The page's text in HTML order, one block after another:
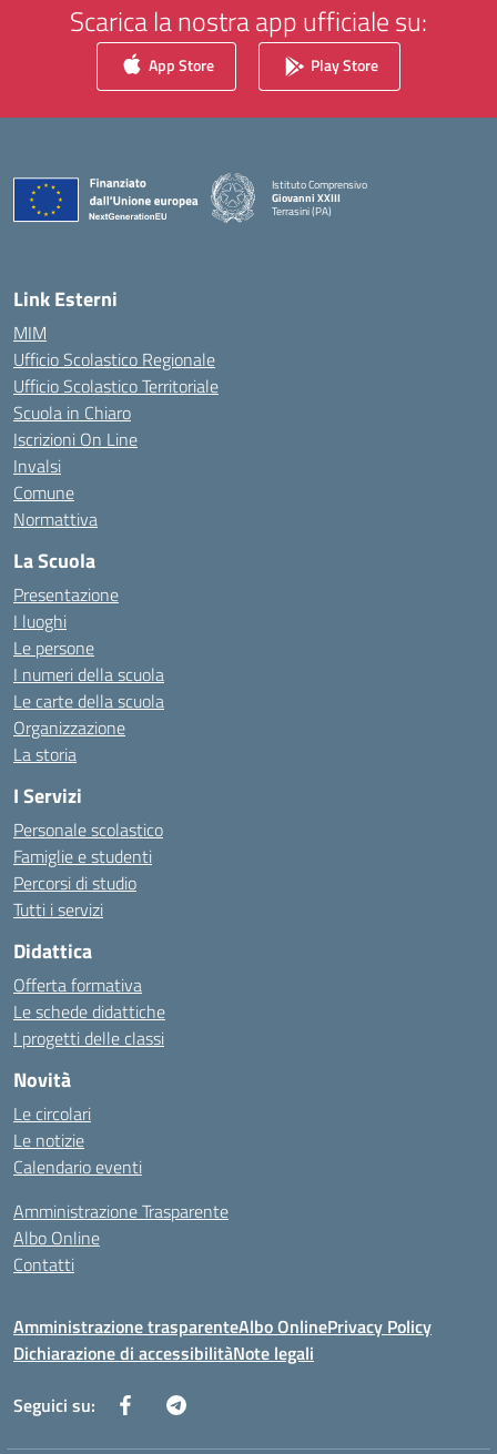
Scarica la nostra app ufficiale su:
App Store Play Store
Istituto Comprensivo
Giovanni XXIII
Terrasini (PA)
Link Esterni
MIM
Ufficio Scolastico Regionale
Ufficio Scolastico Territoriale
Scuola in Chiaro
Iscrizioni On Line
Invalsi
Comune
Normattiva
La Scuola
Presentazione
I luoghi
Le persone
I numeri della scuola
Le carte della scuola
Organizzazione
La storia
I Servizi
Personale scolastico
Famiglie e studenti
Percorsi di studio
Tutti i servizi
Didattica
Offerta formativa
Le schede didattiche
I progetti delle classi
Novità
Le circolari
Le notizie
Calendario eventi
Amministrazione Trasparente
Albo Online
Contatti
Amministrazione trasparenteAlbo OnlinePrivacy Policy
Dichiarazione di accessibilitàNote legali
Seguici su: